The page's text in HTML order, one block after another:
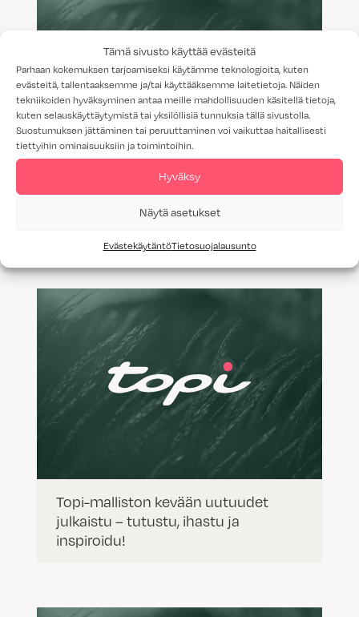
Tämä sivusto käyttää evästeitä
Parhaan kokemuksen tarjoamiseksi käytämme teknologioita, kuten
evästeitä, tallentaaksemme ja/tai käyttääksemme laitetietoja. Näiden
tekniikoiden hyväksyminen antaa meille mahdollisuuden käsitellä tietoja,
kuten selauskäyttäytymistä tai yksilöllisiä tunnuksia tällä sivustolla.
Suostumuksen jättäminen tai peruuttaminen voi vaikuttaa haitallisesti
tiettyihin ominaisuuksiin ja toimintoihin.
Hyväksy
Näytä asetukset
EvästekäytäntöTietosuojalausunto
Spiroksen ja Lauran unelmien
Topi-malliston kevään uutuudet
julkaistu – tutustu, ihastu ja
inspiroidu!